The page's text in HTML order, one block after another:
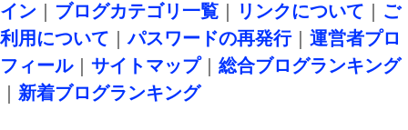
イン
ブログカテゴリ一覧 リンクについて
ご
利用について ｜パスワードの再発行｜ 運営者プロ
フィール｜ サイトマップ｜ 総合ブログランキング
新着ブログランキング